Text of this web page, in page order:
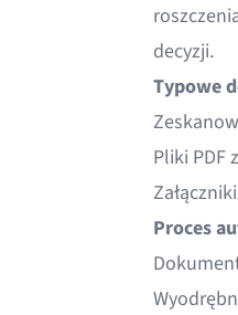
decyzji.
Typowe
Pliki PDF
Proces